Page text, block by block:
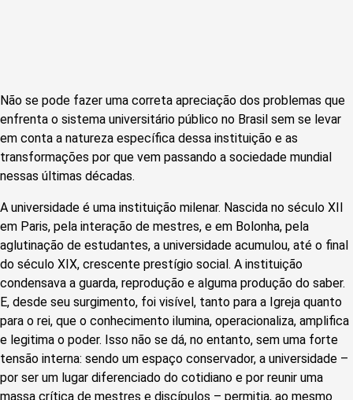
Não se pode fazer uma correta apreciação dos problemas que
enfrenta o sistema universitário público no Brasil sem se levar
em conta a natureza específica dessa instituição e as
transformações por que vem passando a sociedade mundial
nessas últimas décadas.
A universidade é uma instituição milenar. Nascida no século XII
em Paris, pela interação de mestres, e em Bolonha, pela
aglutinação de estudantes, a universidade acumulou, até o final
do século XIX, crescente prestígio social. A instituição
condensava a guarda, reprodução e alguma produção do saber.
E, desde seu surgimento, foi visível, tanto para a Igreja quanto
para o rei, que o conhecimento ilumina, operacionaliza, amplifica
e legitima o poder. Isso não se dá, no entanto, sem uma forte
tensão interna: sendo um espaço conservador, a universidade –
por ser um lugar diferenciado do cotidiano e por reunir uma
massa crítica de mestres e discípulos – permitia, ao mesmo